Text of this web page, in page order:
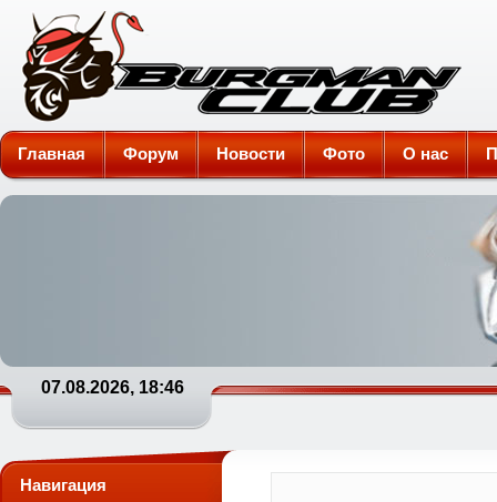
Burgman-Club
Главная Форум Новости Фото О нас
07.08.2026, 18:46
Навигация